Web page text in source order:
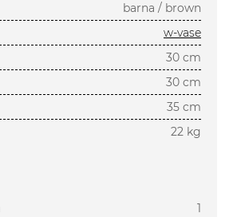
barna / brown
w-vase
30 cm
30 cm
35 cm
22 kg
1